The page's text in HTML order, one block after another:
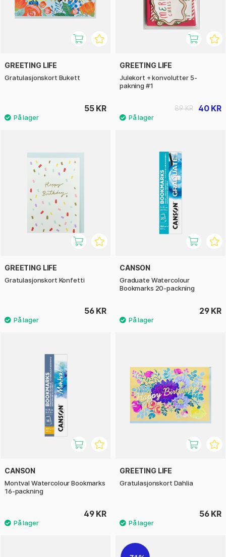
GREETING LIFE
Gratulasjonskort Bukett
55 KR
GREETING LIFE
Julekort + konvolutter 5-
pakning #1
40 KR
89 KR
GREETING LIFE
Gratulasjonskort Konfetti
56 KR
CANSON
Graduate Watercolour
Bookmarks 20-packning
29 KR
CANSON
Montval Watercolour Bookmarks
16-packning
49 KR
GREETING LIFE
Gratulasjonskort Dahlia
56 KR